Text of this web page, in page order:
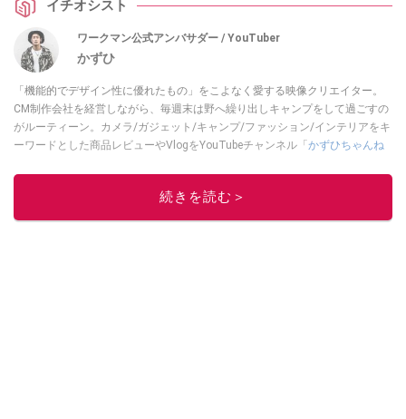
イチオシスト
ワークマン公式アンバサダー / YouTuber
かずひ
「機能的でデザイン性に優れたもの」をこよなく愛する映像クリエイター。
CM制作会社を経営しながら、毎週末は野へ繰り出しキャンプをして過ごすの
がルーティーン。カメラ/ガジェット/キャンプ/ファッション/インテリアをキ
ーワードとした商品レビューやVlogをYouTubeチャンネル「かずひちゃんね
ん である。
続きを読む＞